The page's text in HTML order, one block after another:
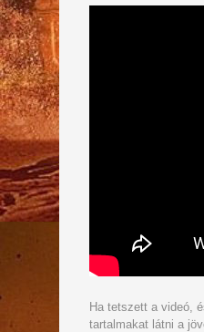
Ha tetszett a videó,
tartalmakat látni a